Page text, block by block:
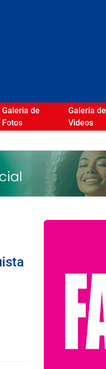
Galeria de
Fotos
Galeria de
Videos